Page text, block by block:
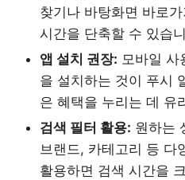
찾기나 바탕화면 바로
시간을 단축할 수 있습
앱 설치 권장: 모바일 사
을 설치하는 것이 푸시
은 혜택을 누리는 데 유
검색 필터 활용: 원하는
브랜드, 카테고리 등 다
활용하면 검색 시간을